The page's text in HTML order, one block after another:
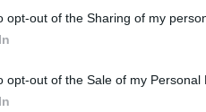
opt-out of the Sharing of my
opt-out of the Sale of my Personal
jelenetben például csak
egy szelet hús és egy
körülményes úton-
lesifotókkal és
vágyát és féltékenységre